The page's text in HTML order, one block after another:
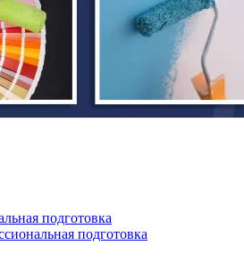
подготовка
подготовка